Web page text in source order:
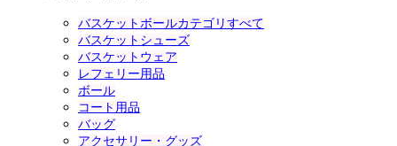
バスケットボールカテゴリすべて
バスケットシューズ
バスケットウェア
レフェリー用品
ボール
コート用品
バッグ
アクセサリー・グッズ